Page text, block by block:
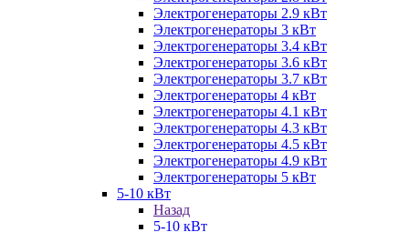
Электрогенераторы 2.9 кВт
Электрогенераторы 3 кВт
Электрогенераторы 3.4 кВт
Электрогенераторы 3.6 кВт
Электрогенераторы 3.7 кВт
Электрогенераторы 4 кВт
Электрогенераторы 4.1 кВт
Электрогенераторы 4.3 кВт
Электрогенераторы 4.5 кВт
Электрогенераторы 4.9 кВт
Электрогенераторы 5 кВт
5-10 кВт
Назад
5-10 кВт